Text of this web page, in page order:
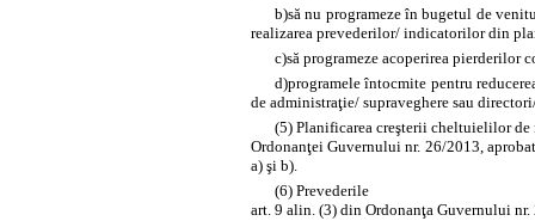
b)să nu programeze în bugetul de
realizarea prevederilor/ indicatorilor din
c)să programeze acoperirea pierderilor
d)programele întocmite pentru
de administraţie/ supraveghere sau
(5) Planificarea creşterii cheltuielilor
Ordonanţei Guvernului nr. 26/2013,
a) şi b).
(6) Prevederile
art. 9 alin. (3) din Ordonanţa Guvernului